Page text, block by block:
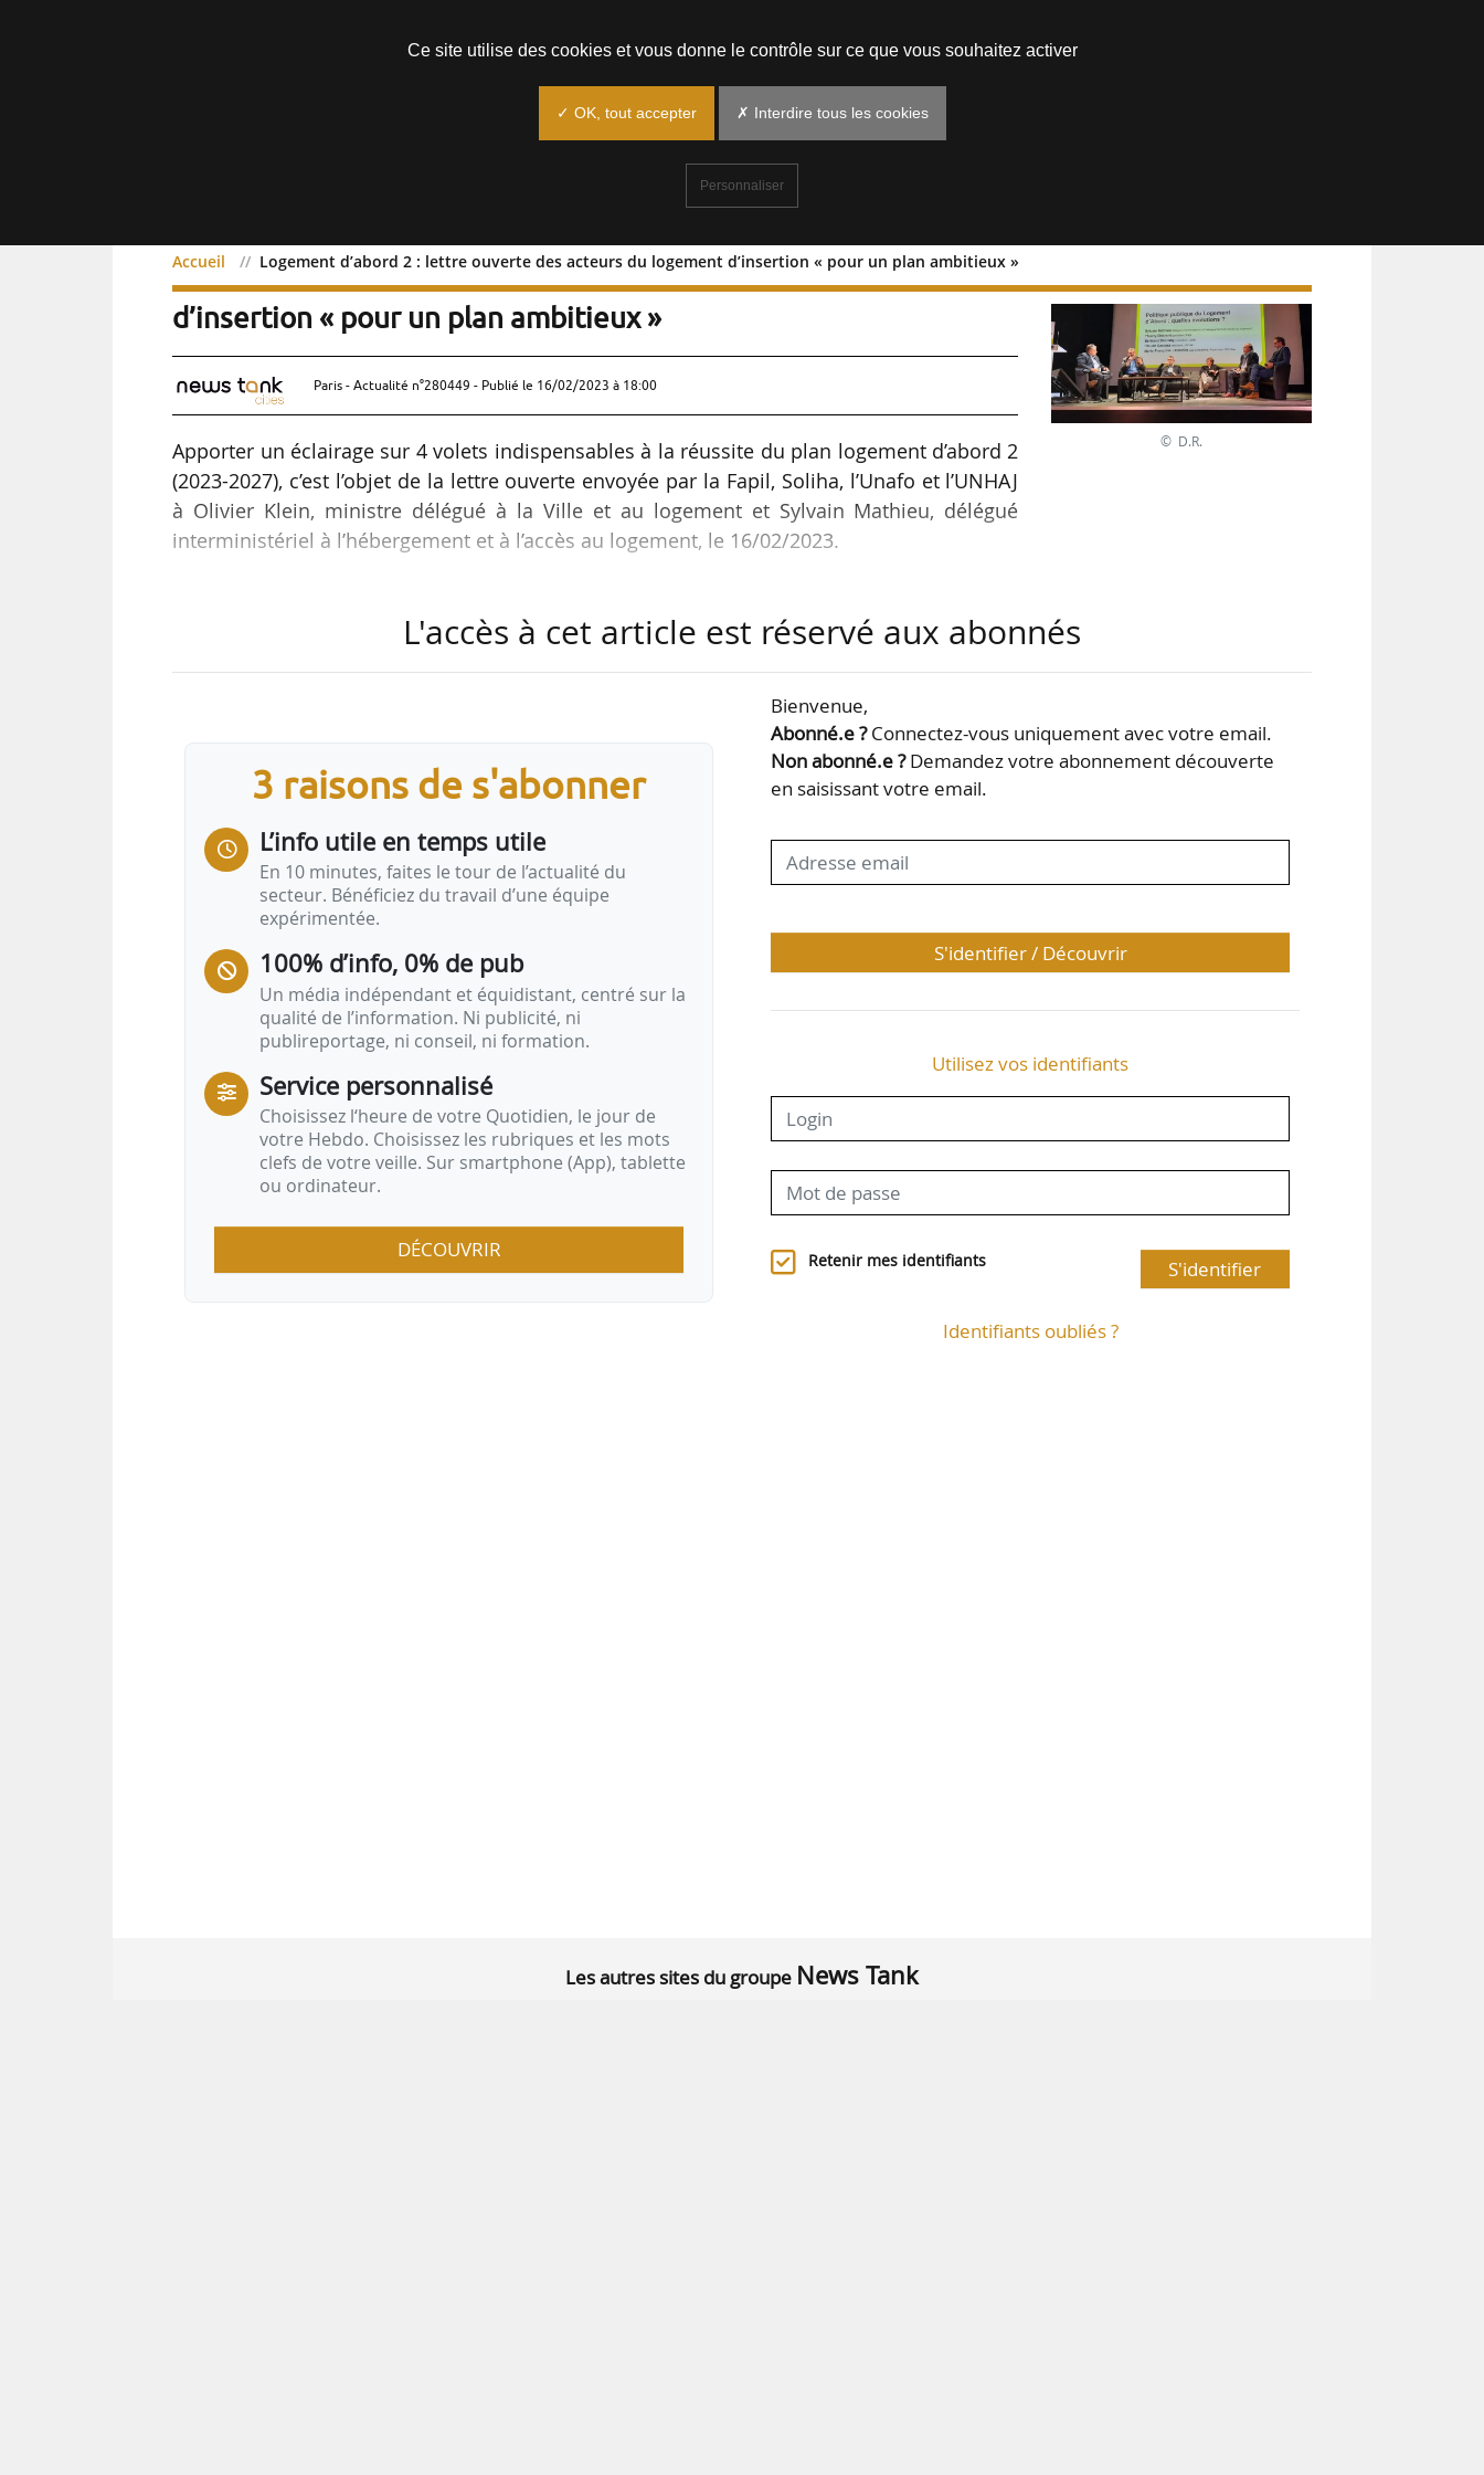
Accueil Logement d’abord 2 : lettre ouverte des acteurs du logement d’insertion « pour un plan ambitieux »
Logement d’abord 2 : lettre ouverte des acteurs du logement
d’insertion « pour un plan ambitieux »
Paris - Actualité n°280449 - Publié le 16/02/2023 à 18:00
Apporter un éclairage sur 4 volets indispensables à la réussite du plan logement d’abord 2
(2023-2027), c’est l’objet de la lettre ouverte envoyée par la Fapil, Soliha, l’Unafo et l’UNHAJ
à Olivier Klein, ministre délégué à la Ville et au logement et Sylvain Mathieu, délégué
interministériel à l’hébergement et à l’accès au logement, le 16/02/2023.
doivent être apportées dès 2023 et préalablement à toute politique de développement ».
• Favoriser les conditions du développement de la production de logements, notamment
• Soutenir et…
© D.R.
L'accès à cet article est réservé aux abonnés
3 raisons de s'abonner
L’info utile en temps utile
En 10 minutes, faites le tour de l’actualité du
secteur. Bénéficiez du travail d’une équipe
expérimentée.
100% d’info, 0% de pub
Un média indépendant et équidistant, centré sur la
qualité de l’information. Ni publicité, ni
publireportage, ni conseil, ni formation.
Service personnalisé
Choisissez l‘heure de votre Quotidien, le jour de
votre Hebdo. Choisissez les rubriques et les mots
clefs de votre veille. Sur smartphone (App), tablette
ou ordinateur.
DÉCOUVRIR
Bienvenue,
Abonné.e ?Connectez-vous uniquement avec votre email.
Non abonné.e ?Demandez votre abonnement découverte
en saisissant votre email.
S'identifier / Découvrir
Utilisez vos identifiants
Retenir mes identifiants S'identifier
Identifiants oubliés ?
Les autres sites du groupe News Tank
Ce site utilise des cookies et vous donne le contrôle sur ce que vous souhaitez activer
✓ OK, tout accepter ✗ Interdire tous les cookies
Personnaliser